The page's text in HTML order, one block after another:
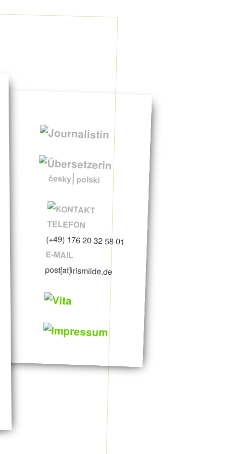
česky polski
TELEFON
(+49) 176 20 32 58 01
E-MAIL
post[at]irismilde.de